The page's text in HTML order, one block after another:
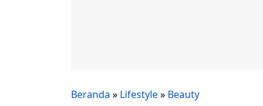
Beranda » Lifestyle» Beauty